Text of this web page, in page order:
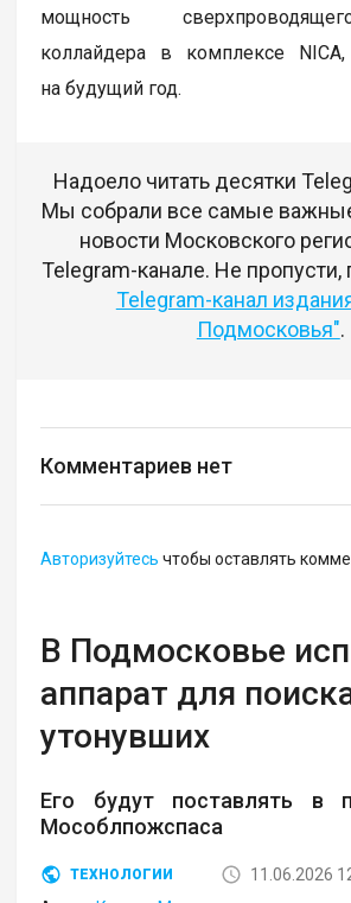
мощность
коллайдера в комплексе
на будущий год.
Надоело читать десятки
Мы собрали все самые
новости Московского
Telegram-канале. Не
Telegram-канал
Подмосковья".
Комментариев нет
Авторизуйтесь чтобы оставлять
В Подмосковье
аппарат для
утонувших
Его будут поставлять в
Мособлпожспаса
ТЕХНОЛОГИИ
11.06.2026